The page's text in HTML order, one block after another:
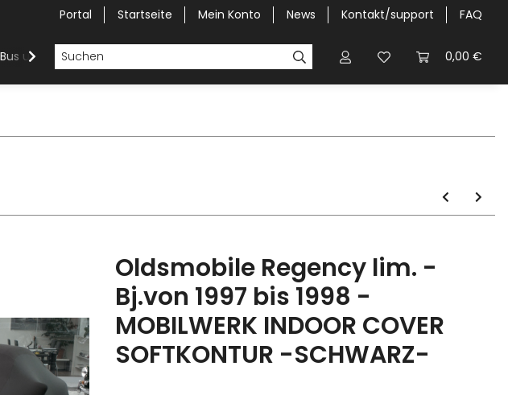
Portal Startseite Mein Konto News Kontakt/support FAQ
0,00 €
und Van Car Cover Halbgaragen / Kapuzen nach
Oldsmobile Regency lim. -
Bj.von 1997 bis 1998 -
MOBILWERK INDOOR COVER
SOFTKONTUR -SCHWARZ-